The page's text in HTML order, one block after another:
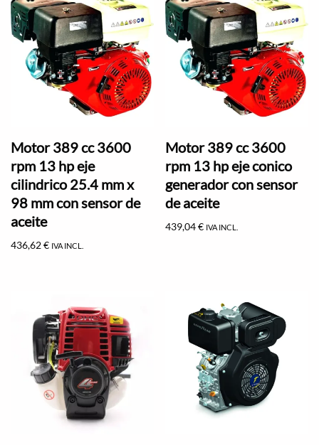
Motor 389 cc 3600
rpm 13 hp eje
cilindrico 25.4 mm x
98 mm con sensor de
aceite
436,62€ IVA INCL.
Motor 389 cc 3600
rpm 13 hp eje conico
generador con sensor
de aceite
439,04€ IVA INCL.